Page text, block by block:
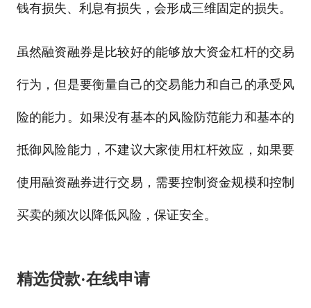
钱有损失、利息有损失，会形成三维固定的损失。
虽然融资融券是比较好的能够放大资金杠杆的交易
行为，但是要衡量自己的交易能力和自己的承受风
险的能力。如果没有基本的风险防范能力和基本的
抵御风险能力，不建议大家使用杠杆效应，如果要
使用融资融券进行交易，需要控制资金规模和控制
买卖的频次以降低风险，保证安全。
精选贷款·在线申请